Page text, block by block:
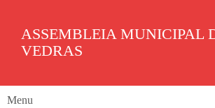
contentASSEMBLEIA MUNICIPAL
VEDRAS
Menu